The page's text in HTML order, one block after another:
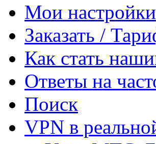
Мои настройки
Заказать /
Как стать
Ответы на
Поиск
VPN в